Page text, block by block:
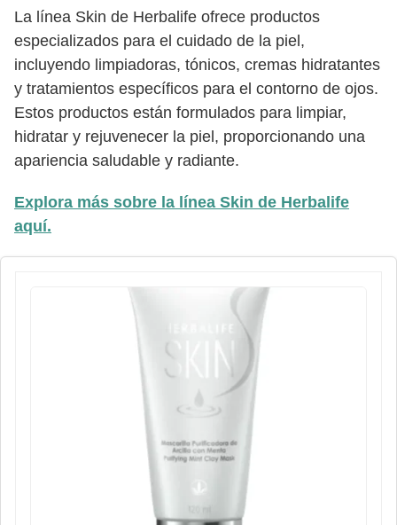
La línea Skin de Herbalife ofrece productos
especializados para el cuidado de la piel,
incluyendo limpiadoras, tónicos, cremas hidratantes
y tratamientos específicos para el contorno de ojos.
Estos productos están formulados para limpiar,
hidratar y rejuvenecer la piel, proporcionando una
apariencia saludable y radiante.
Explora más sobre la línea Skin de Herbalife
aquí.